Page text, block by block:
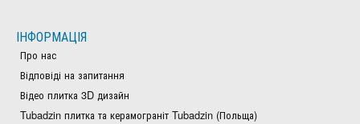
ІНФОРМАЦІЯ
Про нас
Відповіді на запитання
Відео плитка 3D дизайн
Tubadzin плитка та керамограніт Tubadzin (Польща)